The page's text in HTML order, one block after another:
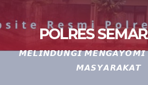
POLRES
𝙈𝙀𝙇𝙄𝙉𝘿𝙐𝙉𝙂𝙄 𝙈𝙀𝙉𝙂𝘼𝙔𝙊𝙈𝙄
𝙈𝘼𝙎𝙔𝘼𝙍𝘼𝙆𝘼𝙏